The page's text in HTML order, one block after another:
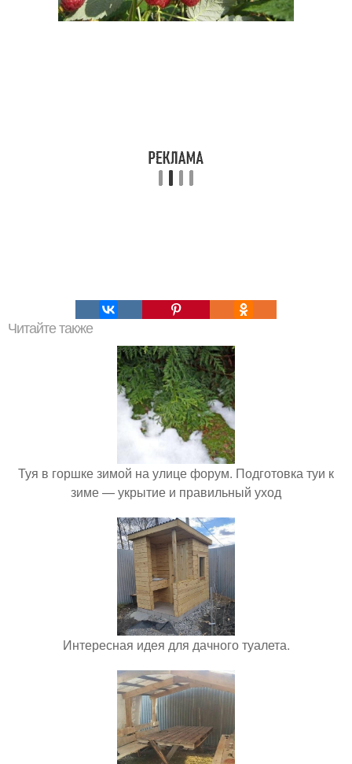
Читайте также
Туя в горшке зимой на улице форум. Подготовка туи к
зиме — укрытие и правильный уход
Интересная идея для дачного туалета.